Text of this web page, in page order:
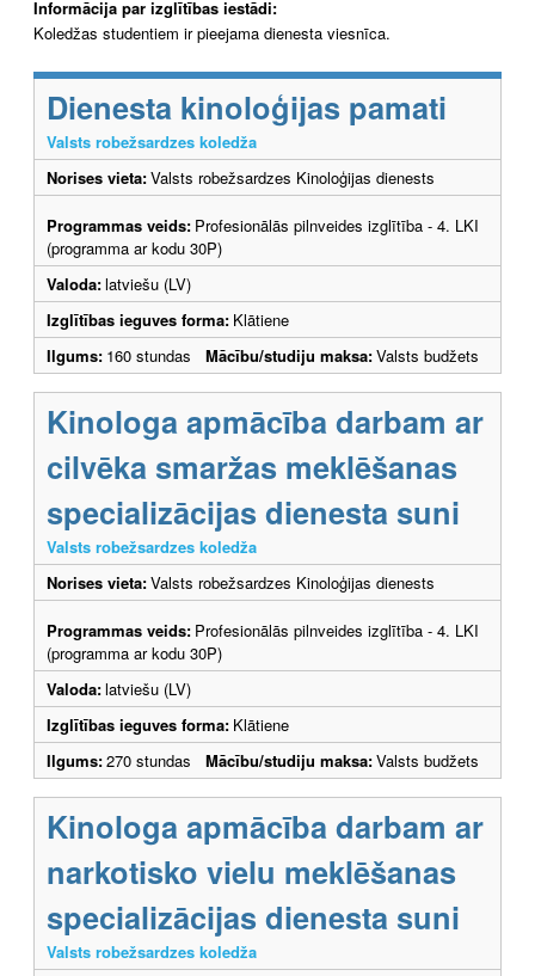
Informācija par izglītības iestādi:
Koledžas studentiem ir pieejama dienesta viesnīca.
Dienesta kinoloģijas pamati
Valsts robežsardzes koledža
Norises vieta:Valsts robežsardzes Kinoloģijas dienests
Programmas veids: Profesionālās pilnveides izglītība - 4. LKI
(programma ar kodu 30P)
Valoda:latviešu (LV)
Izglītības ieguves forma: Klātiene
Ilgums: 160 stundas Mācību/studiju maksa:Valsts budžets
Kinologa apmācība darbam ar
cilvēka smaržas meklēšanas
specializācijas dienesta suni
Valsts robežsardzes koledža
Norises vieta:Valsts robežsardzes Kinoloģijas dienests
Programmas veids: Profesionālās pilnveides izglītība - 4. LKI
(programma ar kodu 30P)
Valoda:latviešu (LV)
Izglītības ieguves forma: Klātiene
Ilgums:270 stundas Mācību/studiju maksa:Valsts budžets
Kinologa apmācība darbam ar
narkotisko vielu meklēšanas
specializācijas dienesta suni
Valsts robežsardzes koledža